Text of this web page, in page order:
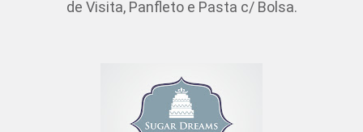
de Visita, Panfleto e Pasta c/ Bolsa.